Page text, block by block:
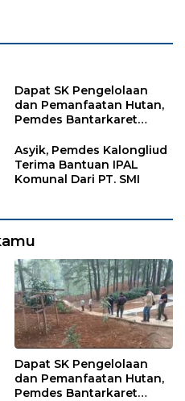
Dapat SK Pengelolaan
dan Pemanfaatan Hutan,
Pemdes Bantarkaret
Ciguha
Asyik, Pemdes Kalongliud
Terima Bantuan IPAL
Komunal Dari PT. SMI
Dapat SK Pengelolaan
dan Pemanfaatan Hutan,
Pemdes Bantarkaret